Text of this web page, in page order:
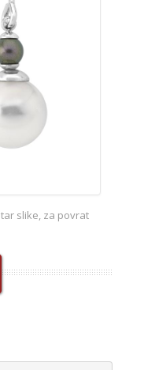
slike, za povrat